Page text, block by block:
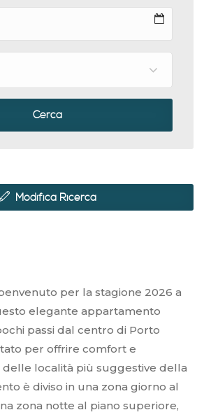
Cerca
Modifica Ricerca
per la stagione 2026 a
elegante appartamento
passi dal centro di Porto
per offrire comfort e
delle località più suggestive della
è diviso in una zona giorno al
zona notte al piano superiore,